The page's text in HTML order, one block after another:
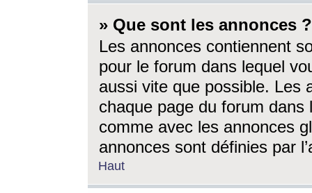
» Que sont les annonces ?
Les annonces contiennent
pour le forum dans lequel
aussi vite que possible. Les
chaque page du forum dans
comme avec les annonces
annonces sont définies par
Haut